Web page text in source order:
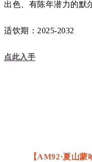
出色、 有陈年潜力的默
适饮期：2025-2032
点此入手
【AM92·夏山